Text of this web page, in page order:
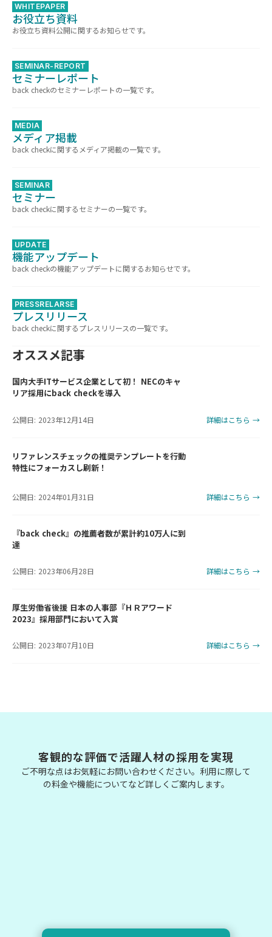
WHITEPAPER
お役立ち資料
お役立ち資料公開に関するお知らせです。
SEMINAR-REPORT
セミナーレポート
back checkのセミナーレポートの一覧です。
MEDIA
メディア掲載
back checkに関するメディア掲載の一覧です。
SEMINAR
セミナー
back checkに関するセミナーの一覧です。
UPDATE
機能アップデート
back checkの機能アップデートに関するお知らせです。
PRESSRELARSE
プレスリリース
back checkに関するプレスリリースの一覧です。
オススメ記事
国内大手ITサービス企業として初！ NECのキャ
リア採用にback checkを導入
公開日: 2023年12月14日 詳細はこちら →
リファレンスチェックの推奨テンプレートを行動
特性にフォーカスし刷新！
公開日: 2024年01月31日 詳細はこちら →
『back check』の推薦者数が累計約10万人に到
達
公開日: 2023年06月28日 詳細はこちら →
厚生労働省後援 日本の人事部『ＨＲアワード
2023』採用部門において入賞
公開日: 2023年07月10日 詳細はこちら →
客観的な評価で活躍人材の採用を実現
ご不明な点はお気軽にお問い合わせください。利用に際して
の料金や機能についてなど詳しくご案内します。